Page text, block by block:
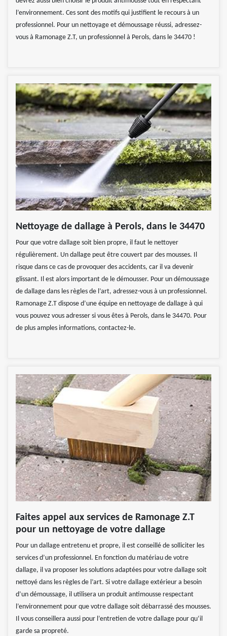
l’environnement. Ces sont des motifs qui justifient le recours à un
professionnel. Pour un nettoyage et démoussage réussi, adressez-
vous à Ramonage Z.T, un professionnel à Perols, dans le 34470 !
Nettoyage de dallage à Perols, dans le 34470
Pour que votre dallage soit bien propre, il faut le nettoyer
régulièrement. Un dallage peut être couvert par des mousses. Il
risque dans ce cas de provoquer des accidents, car il va devenir
glissant. Il est alors important de le démousser. Pour un démoussage
de dallage dans les règles de l’art, adressez-vous à un professionnel.
Ramonage Z.T dispose d’une équipe en nettoyage de dallage à qui
vous pouvez vous adresser si vous êtes à Perols, dans le 34470. Pour
de plus amples informations, contactez-le.
Faites appel aux services de Ramonage Z.T
pour un nettoyage de votre dallage
Pour un dallage entretenu et propre, il est conseillé de solliciter les
services d’un professionnel. En fonction du matériau de votre
dallage, il va proposer les solutions adaptées pour votre dallage soit
nettoyé dans les règles de l’art. Si votre dallage extérieur a besoin
d’un démoussage, il utilisera un produit antimousse respectant
l’environnement pour que votre dallage soit débarrassé des mousses.
Il vous conseillera aussi pour l’entretien de votre dallage pour qu‘il
garde sa propreté.